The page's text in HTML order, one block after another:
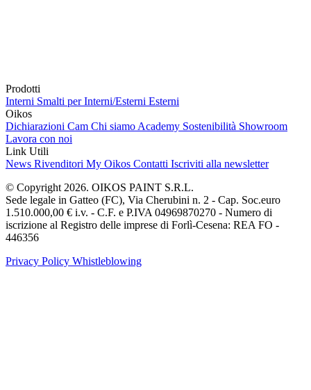
Prodotti
Interni Smalti per Interni/Esterni Esterni
Oikos
Dichiarazioni Cam Chi siamo Academy Sostenibilità Showroom
Lavora con noi
Link Utili
News Rivenditori My Oikos Contatti Iscriviti alla newsletter
© Copyright 2026. OIKOS PAINT S.R.L.
Sede legale in Gatteo (FC), Via Cherubini n. 2 - Cap. Soc.euro
1.510.000,00 € i.v. - C.F. e P.IVA 04969870270 - Numero di
iscrizione al Registro delle imprese di Forlì-Cesena: REA FO -
446356
Privacy Policy Whistleblowing